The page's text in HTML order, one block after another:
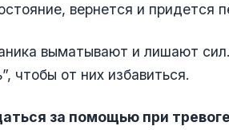
вернется и придется
выматывают и лишают
чтобы от них избавиться.
за помощью при